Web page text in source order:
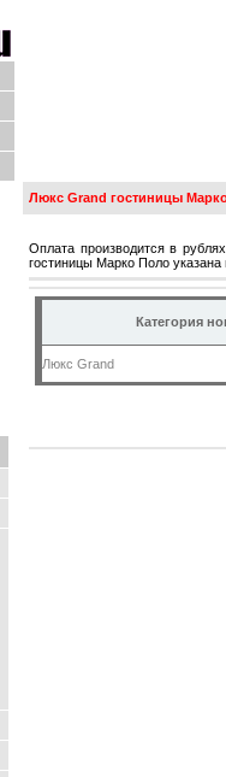
Люкс Grand гостиницы
Оплата производится в
гостиницы Марко Поло указана
Категория
Люкс Grand